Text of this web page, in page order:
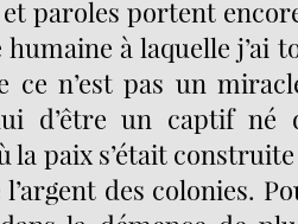
et paroles portent
humaine à laquelle j’ai
ce n’est pas un
d’être un captif né
la paix s’était
des colonies.